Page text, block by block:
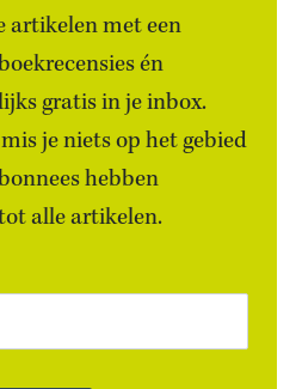
artikelen met een
én
gratis in je inbox.
je niets op het gebied
hebben
alle artikelen.